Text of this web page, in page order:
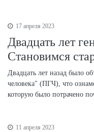
17 апреля 2023
Двадцать лет
Становимся
Двадцать лет назад было
человека" (ПГЧ), что
которую было потрачено
11 апреля 2023